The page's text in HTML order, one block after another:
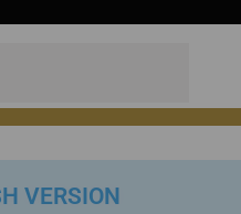
VERSION